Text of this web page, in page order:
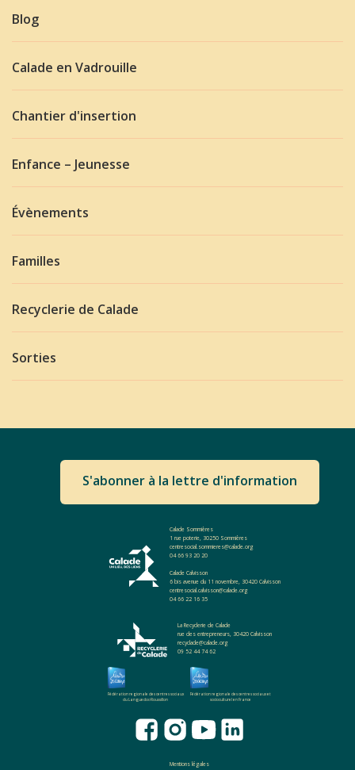
Blog
Calade en Vadrouille
Chantier d'insertion
Enfance – Jeunesse
Évènements
Familles
Recyclerie de Calade
Sorties
S'abonner à la lettre d'information
Calade Sommières
1 rue poterie, 30250 Sommières
centresocial.sommieres@calade.org
04 66 93 20 20
Calade Calvisson
6 bis avenue du 11 novembre, 30420 Calvisson
centresocial.calvisson@calade.org
04 66 22 16 35
La Recyclerie de Calade
rue des entrepreneurs, 30420 Calvisson
recyclade@calade.org
09 52 44 74 62
Fédération regionale des centres sociaux
du Languedoc-Roussillon
Fédération regionale des centres sociaux et
socioculturel en France
Mentions légales